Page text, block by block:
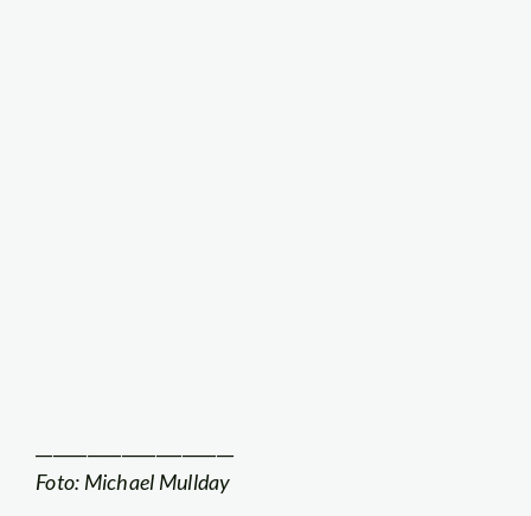
Foto: Michael Mullday